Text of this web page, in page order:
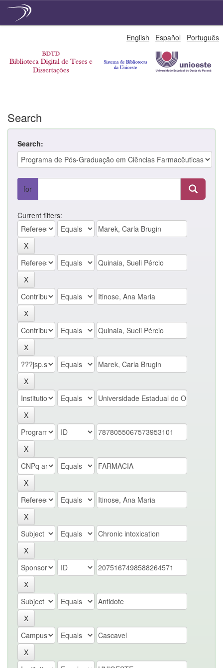
English Español Português
Search
Search:
for
Current filters: